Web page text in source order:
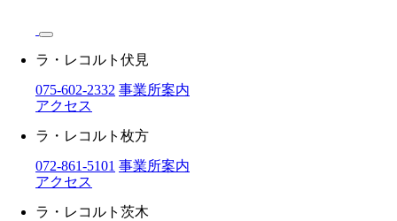
ラ・レコルト伏見
075-602-2332 事業所案内
アクセス
ラ・レコルト枚方
072-861-5101 事業所案内
アクセス
ラ・レコルト茨木